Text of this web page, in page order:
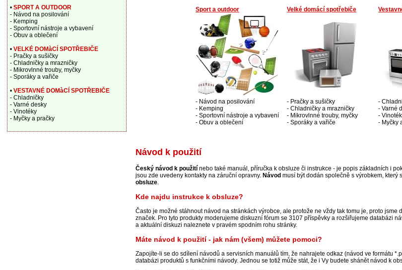
Sport a outdoor
- Návod na posilování
- Kemping
- Sportovní nástroje a vybavení
- Obuv a oblečení
Velké domácí spotřebiče
- Pračky a sušičky
- Chladničky a mrazničky
- Mikrovlnné trouby, myčky
- Sporáky a vařiče
-
- Varné
-
- Myčky
Návod k použití
Český návod k použití nebo také manuál, příručka k obsluze či instrukce - je popis základních i
jsou zde uvedeny kontakty na záruční opravny. Návod musí být dodán společně s výrobkem, který
obsluze.
Kde najdu instrukce k obsluze?
Často je možné stáhnout návod na stránkách výrobce, ale protože ne vždy tak tomu je, proto jsme
značek. Pro tyto produkty moderujeme diskuzní fórum se 3107 příspěvky a rozšiřujeme databázi
a aktuální diskuzi naleznete v pravém spodním rohu stránky.
Máte návod k použití - jak nám (všem) můžete pomoci?
Zapojíte-li se do sdílení návodů a servisních manuálů tím, že nahrajete odkaz (návod ve formátu
databázi produktů s funkčními návody. Jednou se totiž může stát, že i Vy budete shánět návod k
• SPORT A OUTDOOR
- Návod na posilování
- Kemping
- Sportovní nástroje a vybavení
- Obuv a oblečení
• VELKÉ DOMàCÍ SPOTŘEBIČE
- Pračky a sušičky
- Chladničky a mrazničky
- Mikrovlnné trouby, myčky
- Sporáky a vařiče
• VESTAVNÉ DOMàCÍ SPOTŘEBIČE
- Chladničky
- Varné desky
- Vinotéky
- Myčky a pračky